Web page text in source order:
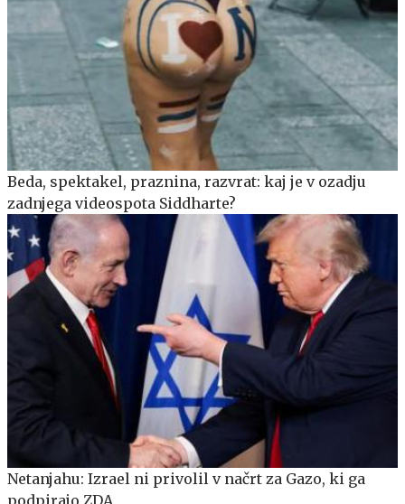
Beda, spektakel, praznina, razvrat: kaj je v ozadju
zadnjega videospota Siddharte?
Netanjahu: Izrael ni privolil v načrt za Gazo, ki ga
podpirajo ZDA